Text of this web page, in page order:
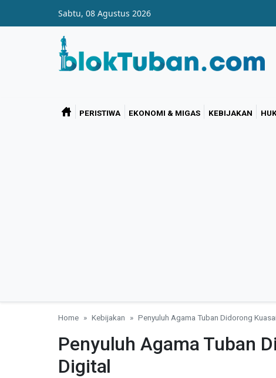
Sabtu, 08 Agustus 2026
PERISTIWA EKONOMI & MIGAS KEBIJAKAN
Home Kebijakan Penyuluh Agama Tuban Didorong
Penyuluh Agama Tuban
Digital